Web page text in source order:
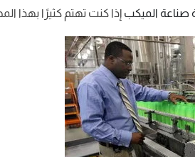
صناعة الميكب إذا كنت تهتم كثيرًا بهذا